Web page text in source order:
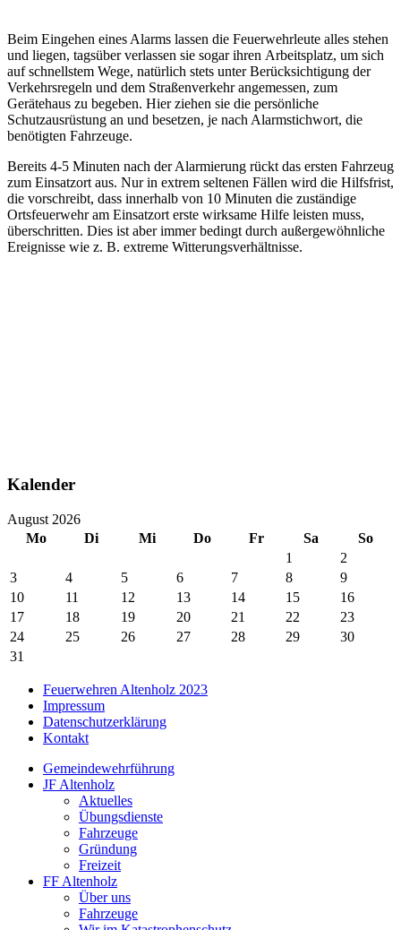
Beim Eingehen eines Alarms lassen die Feuerwehrleute alles stehen
und liegen, tagsüber verlassen sie sogar ihren Arbeitsplatz, um sich
auf schnellstem Wege, natürlich stets unter Berücksichtigung der
Verkehrsregeln und dem Straßenverkehr angemessen, zum
Gerätehaus zu begeben. Hier ziehen sie die persönliche
Schutzausrüstung an und besetzen, je nach Alarmstichwort, die
benötigten Fahrzeuge.
Bereits 4-5 Minuten nach der Alarmierung rückt das ersten Fahrzeug
zum Einsatzort aus. Nur in extrem seltenen Fällen wird die Hilfsfrist,
die vorschreibt, dass innerhalb von 10 Minuten die zuständige
Ortsfeuerwehr am Einsatzort erste wirksame Hilfe leisten muss,
überschritten. Dies ist aber immer bedingt durch außergewöhnliche
Ereignisse wie z. B. extreme Witterungsverhältnisse.
Kalender
August 2026
Mo
Di Mi Do Fr Sa
So
1
2
3
4 5 6 7 8
9
10
11 12 13 14 15
16
17
18 19 20 21 22
23
24
25 26 27 28 29
30
31
Feuerwehren Altenholz 2023
Impressum
Datenschutzerklärung
Kontakt
Gemeindewehrführung
JF Altenholz
Aktuelles
Übungsdienste
Fahrzeuge
Gründung
Freizeit
FF Altenholz
Über uns
Fahrzeuge